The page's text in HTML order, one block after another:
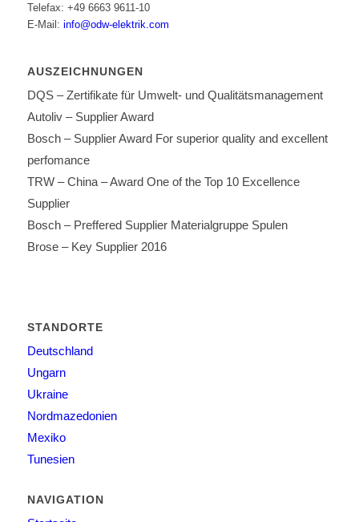
Telefax: +49 6663 9611-10
E-Mail: info@odw-elektrik.com
AUSZEICHNUNGEN
DQS – Zertifikate für Umwelt- und Qualitätsmanagement
Autoliv – Supplier Award
Bosch – Supplier Award For superior quality and excellent
perfomance
TRW – China – Award One of the Top 10 Excellence
Supplier
Bosch – Preffered Supplier Materialgruppe Spulen
Brose – Key Supplier 2016
STANDORTE
Deutschland
Ungarn
Ukraine
Nordmazedonien
Mexiko
Tunesien
NAVIGATION